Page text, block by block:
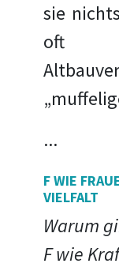
sie
oft
...
F WIE
VIELFALT
Warum
F wie